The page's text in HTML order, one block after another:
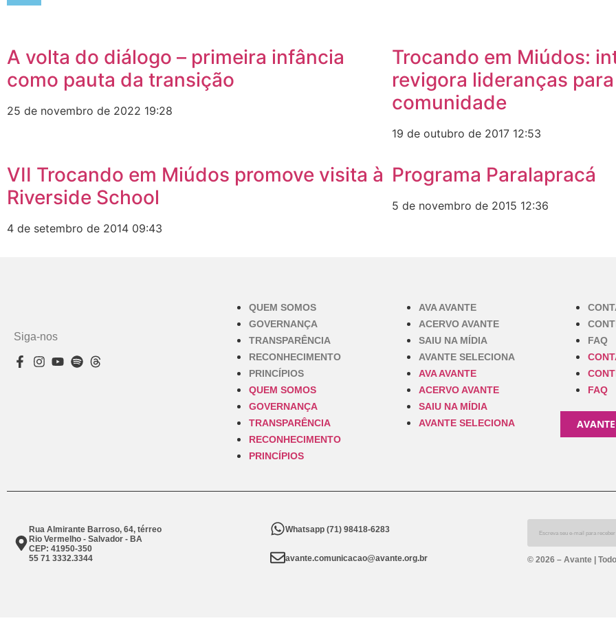
A volta do diálogo – primeira infância
como pauta da transição
25 de novembro de 2022 19:28
Trocando em Miúdos:
revigora lideranças
comunidade
19 de outubro de 2017 12:53
VII Trocando em Miúdos promove visita à
Riverside School
4 de setembro de 2014 09:43
Programa Paralapracá
5 de novembro de 2015 12:36
Siga-nos
QUEM SOMOS
GOVERNANÇA
TRANSPARÊNCIA
RECONHECIMENTO
PRINCÍPIOS
QUEM SOMOS
GOVERNANÇA
TRANSPARÊNCIA
RECONHECIMENTO
PRINCÍPIOS
AVA AVANTE
ACERVO AVANTE
SAIU NA MÍDIA
AVANTE SELECIONA
AVA AVANTE
ACERVO AVANTE
SAIU NA MÍDIA
AVANTE SELECIONA
FAQ
FAQ
Rua Almirante Barroso, 64, térreo
Rio Vermelho - Salvador - BA
CEP: 41950-350
55 71 3332.3344
Whatsapp (71) 98418-6283
avante.comunicacao@avante.org.br © 2026 – Avante |